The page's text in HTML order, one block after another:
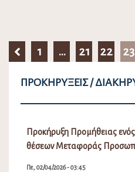
1 … 21 22 23
ΠΡΟΚΗΡΎΞΕΙΣ /
Προκήρυξη Προμήθειας
θέσεων Μεταφοράς
Πε, 02/04/2026 - 03:45